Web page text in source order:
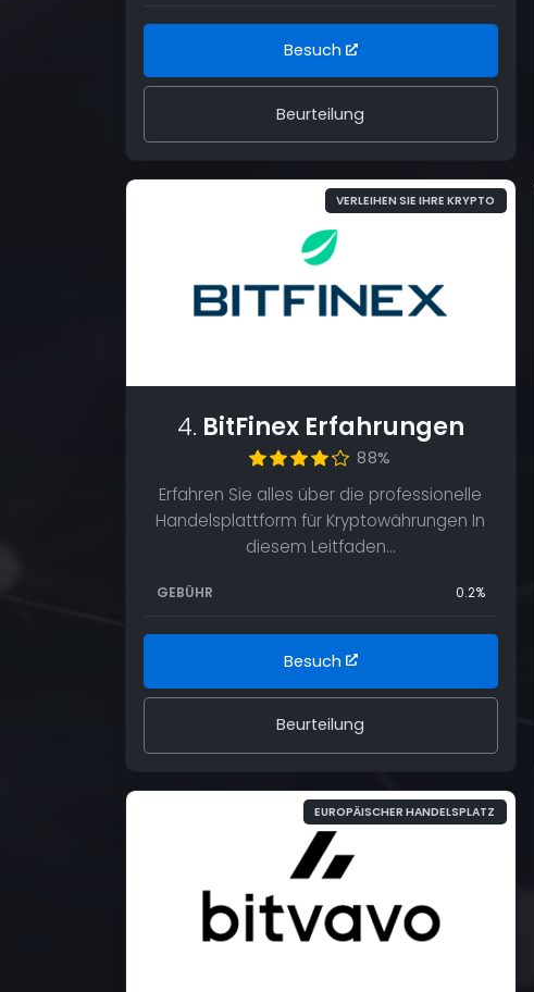
Beurteilung
Besuch
VERLEIHEN SIE IHRE KRYPTO
4. BitFinex Erfahrungen
88%
Erfahren Sie alles über die professionelle
Handelsplattform für Kryptowährungen In
diesem Leitfaden…
GEBÜHR 0.2%
Beurteilung
Besuch
EUROPÄISCHER HANDELSPLATZ